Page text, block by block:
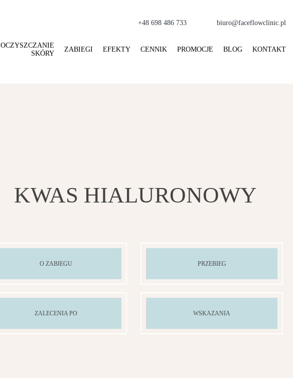
+48 698 486 733 biuro@faceflowclinic.pl
OCZYSZCZANIE
SKÓRY
ZABIEGI EFEKTY CENNIK PROMOCJE BLOG KONTAKT
KWAS HIALURONOWY
O ZABIEGU PRZEBIEG
ZALECENIA PO WSKAZANIA